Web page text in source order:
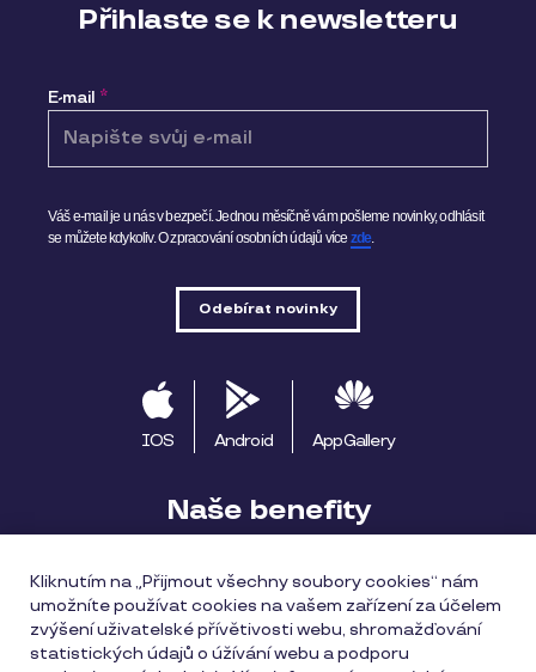
Přihlaste se k newsletteru
E-mail *
Váš e-mail je u nás v bezpečí. Jednou měsíčně vám pošleme novinky, odhlásit
se můžete kdykoliv. O zpracování osobních údajů více zde.
IOS Android AppGallery
Naše benefity
Apple Pay Pluxee Cestuj Pluxee Rozvoz
Katalog provozoven
Kliknutím na „Přijmout všechny soubory cookies“ nám
umožníte používat cookies na vašem zařízení za účelem
zvýšení uživatelské přívětivosti webu, shromažďování
statistických údajů o úžívání webu a podporu